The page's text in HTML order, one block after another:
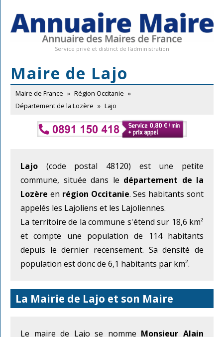
Service privé et distinct de l'administration
Maire de Lajo
Maire de France » Région Occitanie »
Département de la Lozère » Lajo
Lajo (code postal 48120) est une petite
commune, située dans le département de la
Lozère en région Occitanie. Ses habitants sont
appelés les Lajoliens et les Lajoliennes.
La territoire de la commune s'étend sur 18,6 km²
et compte une population de 114 habitants
depuis le dernier recensement. Sa densité de
population est donc de 6,1 habitants par km².
La Mairie de Lajo et son Maire
Le maire de Lajo se nomme Monsieur Alain